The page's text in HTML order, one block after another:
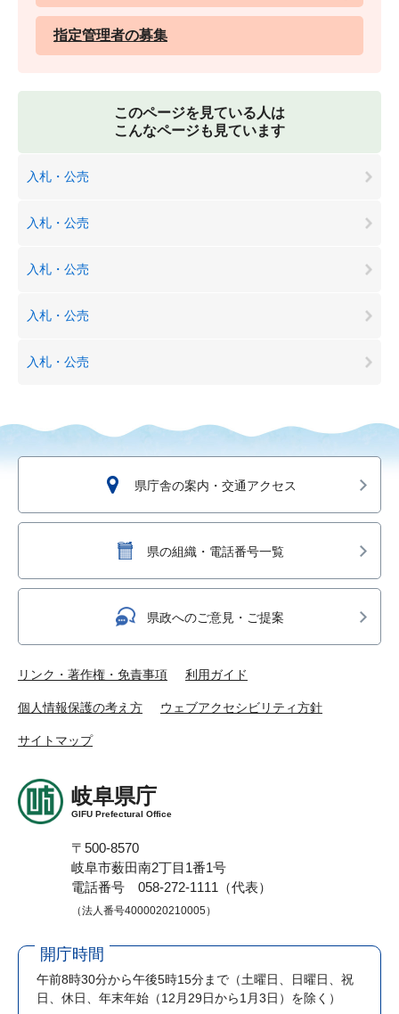
指定管理者の募集
このページを見ている人は
こんなページも見ています
入札・公売
入札・公売
入札・公売
入札・公売
入札・公売
県庁舎の案内・交通アクセス
県の組織・電話番号一覧
県政へのご意見・ご提案
リンク・著作権・免責事項 利用ガイド
個人情報保護の考え方 ウェブアクセシビリティ方針
サイトマップ
岐阜県庁
GIFU Prefectural Office
〒500-8570
岐阜市薮田南2丁目1番1号
電話番号 058-272-1111（代表）
（法人番号4000020210005）
開庁時間
午前8時30分から午後5時15分まで （土曜日、日曜日、祝
日、休日、年末年始（12月29日から1月3日）を除く）